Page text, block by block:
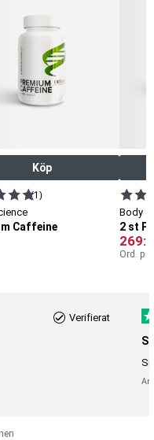
Köp
(1)
Caffeine
Body
2 st
269:-
Ord.
Verifierat